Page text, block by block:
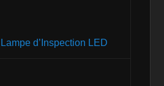
Lampe d’Inspection LED